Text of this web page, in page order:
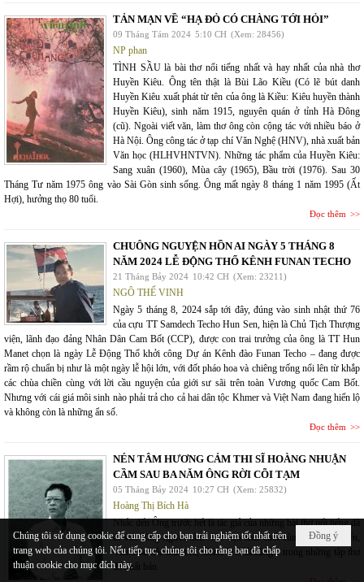
TẢN MẠN VỀ “HẠ ĐỎ CÓ CHÀNG TỚI HỎI”
09 Tháng Tám 2024 5:10 CH (Xem: 28456)
NP phan
TÌNH SẦU là bài thơ nổi tiếng nhất và hay nhất của nhà thơ
Huyền Kiêu. Ông tên thật là Bùi Lão Kiều (Có lẽ bút danh
Huyền Kiêu xuất phát từ tên của ông là Kiều: Kiêu huyền thành
Huyền Kiêu), sinh năm 1915, nguyên quán ở tỉnh Hà Đông
(cũ). Ngoài viết văn, làm thơ ông còn cộng tác với nhiều báo ở
Hà Nội. Ông công tác ở tạp chí Văn Nghệ (HNV), nhà xuất bản
Văn học (HLHVHNTVN). Những tác phẩm của Huyền Kiêu:
Sang xuân (1960), Mùa cây (1965), Bầu trời (1976). Sau 30
Tháng Tư năm 1975 ông vào Sài Gòn sinh sống. Ông mất ngày 8 tháng 1 năm 1995 (Ất
Hợi), hưởng thọ 80 tuổi.
Đọc thêm
CHUÔNG NGUYỆN HỒN AI NGÀY 5 THÁNG 8
NĂM 2024 LỄ ĐỘNG THỔ KÊNH FUNAN TECHO
21 Tháng Bảy 2024 10:42 CH (Xem: 23211)
NGÔ THẾ VINH
Ngày 5 tháng 8, 2024 sắp tới đây, đúng vào sinh nhật thứ 76
của cựu TT Samdech Techo Hun Sen, hiện là Chủ Tịch Thượng
viện, lãnh đạo đảng Nhân Dân Cam Bốt (CCP), được con trai trưởng của ông là TT Hun
Manet chọn là ngày Lễ Động Thổ khởi công Dự án Kênh đào Funan Techo – đang được
rầm rộ chuẩn bị như là một ngày lễ hội lớn, với đốt pháo hoa và chiêng trống nổi lên từ khắp
các chùa chiền cùng với lời cầu nguyện của giới sư sãi trên toàn Vương quốc Cam Bốt.
Nhưng với cái giá môi sinh nào phải trả cho cả hai dân tộc Khmer và Việt Nam đang hiển lộ
và không còn là những ẩn số.
Đọc thêm
NÉN TÂM HƯƠNG CẢM THI SĨ HOÀNG NHUẬN
CẦM SAU BA NĂM ÔNG RỜI CÕI TẠM
05 Tháng Bảy 2024 10:27 CH (Xem: 25832)
Hoàng Thị Bích Hà
Nhắc đến Ông trước hết là tác giả của những bài thơ nổi tiếng đã
đi vào lòng người như: Hò hẹn mãi cuối cùng em cũng đến,
Viên xúc xắc mùa thu, Chiếc lá cuối cùng…trong những tập thơ
đã xuất bản.
Đồng ý
Chúng tôi sử dụng cookie để cung cấp cho bạn trải nghiệm tốt nhất trên
trang web của chúng tôi. Nếu tiếp tục, chúng tôi cho rằng bạn đã chấp
thuận cookie cho mục đích này.